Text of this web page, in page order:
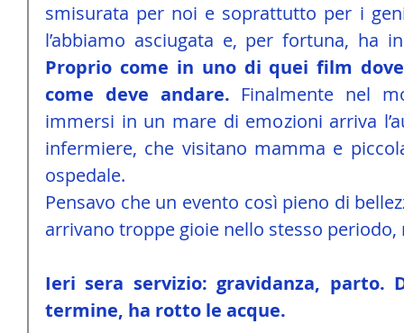
smisurata per noi e soprattutto per i
Proprio come in uno di quei film
come deve andare. Finalmente nel
immersi in un mare di emozioni arriva
infermiere, che visitano mamma e
ospedale.
Pensavo che un evento così pieno di
arrivano troppe gioie nello stesso periodo,
Ieri sera servizio: gravidanza, parto.
termine, ha rotto le acque.